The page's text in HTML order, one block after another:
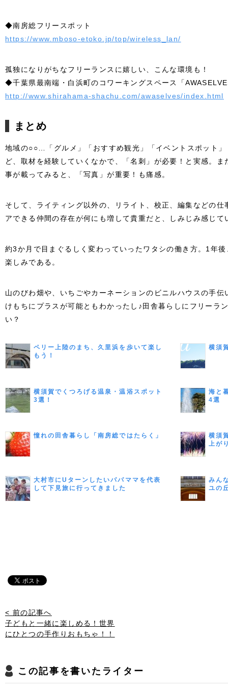
◆南房総フリースポット
https://www.mboso-etoko.jp/top/wireless_lan/
孤独になりがちなフリーランスに嬉しい、こんな環境も！
◆千葉県最南端・白浜町のコワーキングスペース「
http://www.shirahama-shachu.com/awaselves/index.html
まとめ
地域の○○…「グルメ」「おすすめ観光」「イベントスポット
ど、取材を経験していくなかで、「名刺」が必要！と実感。
事が載ってみると、「写真」が重要！も痛感。
そして、ライティング以外の、リライト、校正、編集などの
アできる仲間の存在が何にも増して貴重だと、しみじみ感じて
約3か月で目まぐるしく変わっていったワタシの働き方。1年
楽しみである。
山のびわ畑や、いちごやカーネーションのビニルハウスの手
けもちにプラスが可能ともわかったし♪田舎暮らしにフリーラ
い？
ペリー上陸のまち、久里浜を歩いて楽し
もう！
横須
横須賀でくつろげる温泉・温浴スポット
3選！
海と
4選
憧れの田舎暮らし「南房総ではたらく」
横須
上が
大村市にUターンしたいパパママを代表
して下見旅に行ってきました
みん
ユの
< 前の記事へ
子どもと一緒に楽しめる！世界
にひとつの手作りおもちゃ！！
この記事を書いたライター